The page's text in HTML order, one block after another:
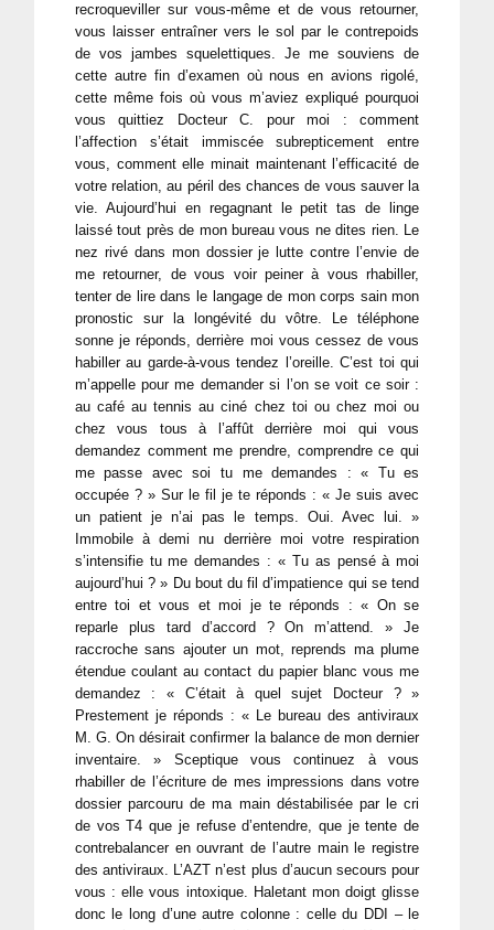
recroqueviller sur vous-même et de vous retourner,
vous laisser entraîner vers le sol par le contrepoids
de vos jambes squelettiques. Je me souviens de
cette autre fin d’examen où nous en avions rigolé,
cette même fois où vous m’aviez expliqué pourquoi
vous quittiez Docteur C. pour moi : comment
l’affection s’était immiscée subrepticement entre
vous, comment elle minait maintenant l’efficacité de
votre relation, au péril des chances de vous sauver la
vie. Aujourd’hui en regagnant le petit tas de linge
laissé tout près de mon bureau vous ne dites rien. Le
nez rivé dans mon dossier je lutte contre l’envie de
me retourner, de vous voir peiner à vous rhabiller,
tenter de lire dans le langage de mon corps sain mon
pronostic sur la longévité du vôtre. Le téléphone
sonne je réponds, derrière moi vous cessez de vous
habiller au garde-à-vous tendez l’oreille. C’est toi qui
m’appelle pour me demander si l’on se voit ce soir :
au café au tennis au ciné chez toi ou chez moi ou
chez vous tous à l’affût derrière moi qui vous
demandez comment me prendre, comprendre ce qui
me passe avec soi tu me demandes : « Tu es
occupée ? » Sur le fil je te réponds : « Je suis avec
un patient je n’ai pas le temps. Oui. Avec lui. »
Immobile à demi nu derrière moi votre respiration
s’intensifie tu me demandes : « Tu as pensé à moi
aujourd’hui ? » Du bout du fil d’impatience qui se tend
entre toi et vous et moi je te réponds : « On se
reparle plus tard d’accord ? On m’attend. » Je
raccroche sans ajouter un mot, reprends ma plume
étendue coulant au contact du papier blanc vous me
demandez : « C’était à quel sujet Docteur ? »
Prestement je réponds : « Le bureau des antiviraux
M. G. On désirait confirmer la balance de mon dernier
inventaire. » Sceptique vous continuez à vous
rhabiller de l’écriture de mes impressions dans votre
dossier parcouru de ma main déstabilisée par le cri
de vos T4 que je refuse d’entendre, que je tente de
contrebalancer en ouvrant de l’autre main le registre
des antiviraux. L’AZT n’est plus d’aucun secours pour
vous : elle vous intoxique. Haletant mon doigt glisse
donc le long d’une autre colonne : celle du DDI – le